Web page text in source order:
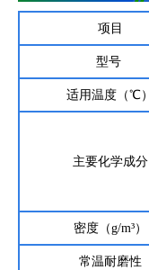
项目
型号
适用温度（℃）
主要化学成分
密度（g/m³）
常温耐磨性